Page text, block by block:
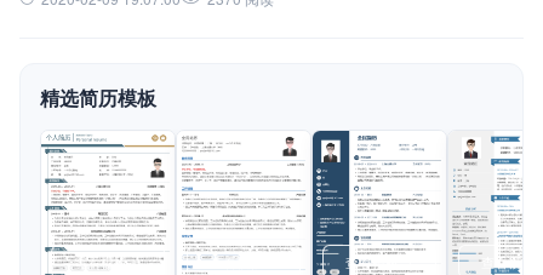
AI 翻译简历
AI 模拟面试
面试自我介绍
AI 职场工具 New
简历模板
精选简历模板
查看模板 查看模板 查看模板 查看模板